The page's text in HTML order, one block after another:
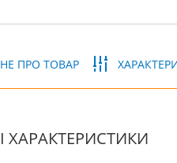
ПРО ТОВАР
ХАРАКТЕРИСТИКИ